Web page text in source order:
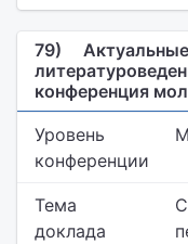
79)
конференция
Уровень
конференции
Тема
доклада